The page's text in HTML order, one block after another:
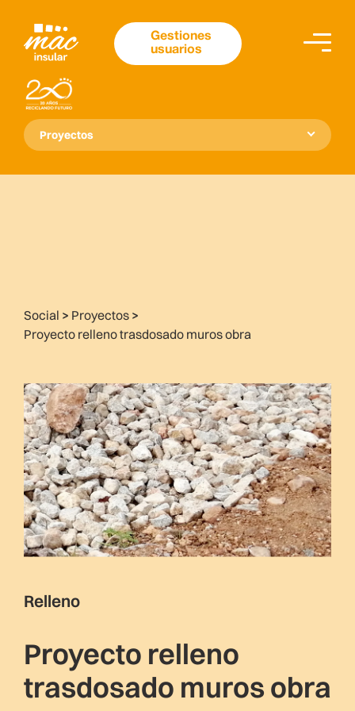
Gestiones
usuarios
Proyectos
Social > Proyectos >
Proyecto relleno trasdosado muros obra
Relleno
Proyecto relleno
trasdosado muros obra